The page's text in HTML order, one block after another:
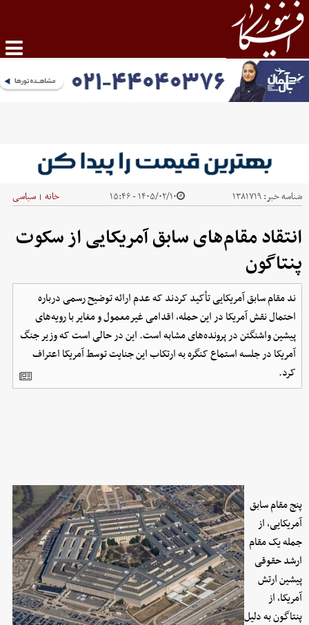
شناسه خبر:۱۳۸۱۷۱۹ ۱۴۰۵/۰۲/۱۰ - ۱۵:۴۶ خانه | سیاسی
انتقاد مقام‌های سابق آمریکایی از سکوت
پنتاگون
ند مقام سابق آمریکایی تأکید کردند که عدم ارائه توضیح رسمی درباره
احتمال نقش آمریکا در این حمله، اقدامی غیرمعمول و مغایر با رویه‌های
پیشین واشنگتن در پرونده‌های مشابه است. این در حالی است که وزیر جنگ
آمریکا در جلسه استماع کنگره به ارتکاب این جنایت توسط آمریکا اعتراف
کرد.
پنج مقام سابق
آمریکایی، از
جمله یک مقام
ارشد حقوقی
پیشین ارتش
آمریکا، از
پنتاگون به دلیل